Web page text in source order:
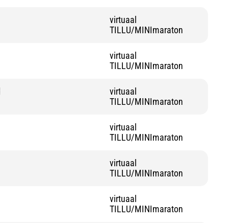
virtuaal
TILLU/MINImaraton
virtuaal
TILLU/MINImaraton
virtuaal
TILLU/MINImaraton
virtuaal
TILLU/MINImaraton
virtuaal
TILLU/MINImaraton
virtuaal
TILLU/MINImaraton